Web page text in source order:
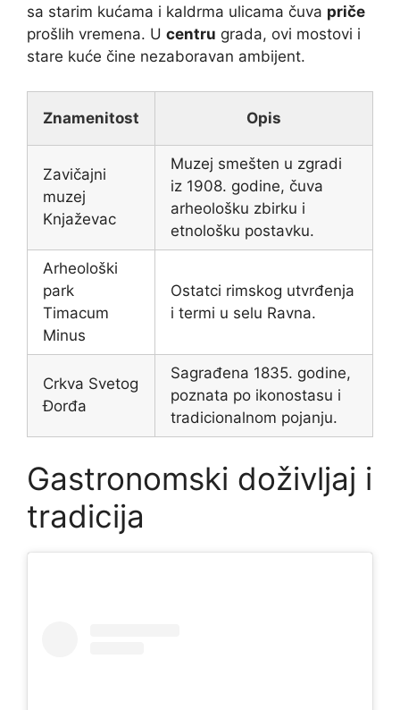
sa starim kućama i kaldrma ulicama čuva priče
prošlih vremena. U centru grada, ovi mostovi i
stare kuće čine nezaboravan ambijent.
Znamenitost Opis
Zavičajni
muzej
Knjaževac
Muzej smešten u zgradi
iz 1908. godine, čuva
arheološku zbirku i
etnološku postavku.
Arheološki
park
Timacum
Minus
Ostatci rimskog utvrđenja
i termi u selu Ravna.
Crkva Svetog
Đorđa
Sagrađena 1835. godine,
poznata po ikonostasu i
tradicionalnom pojanju.
Gastronomski doživljaj i
tradicija